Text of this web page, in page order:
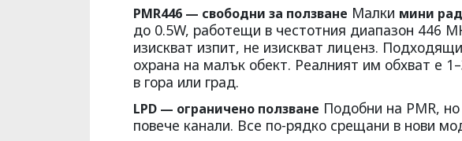
PMR446 — свободни за ползване Малки мини
до 0.5W, работещи в честотния диапазон 446
изискват изпит, не изискват лиценз.
охрана на малък обект. Реалният им обхват е
в гора или град.
LPD — ограничено ползване Подобни на PMR,
повече канали. Все по-рядко срещани в нови